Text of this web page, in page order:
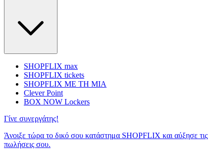
SHOPFLIX max
SHOPFLIX tickets
SHOPFLIX ΜΕ ΤΗ ΜΙΑ
Clever Point
BOX NOW Lockers
Γίνε συνεργάτης!
Άνοιξε τώρα το δικό σου κατάστημα SHOPFLIX και αύξησε τις
πωλήσεις σου.